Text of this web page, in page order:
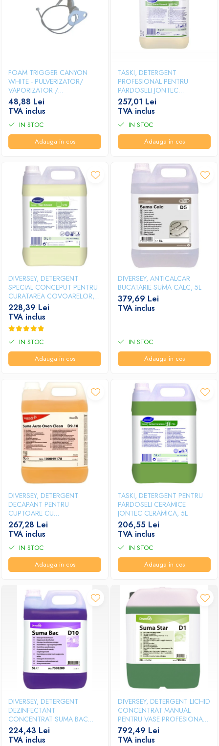
Papuci hotel
FOAM TRIGGER CANYON
WHITE - PULVERIZATOR/
VAPORIZATOR /
DECLANSATOR SPUMA, 5L
48,88 Lei
TVA inclus
IN STOC
Adauga in cos
TASKI, DETERGENT
PROFESIONAL PENTRU
PARDOSELI JONTEC
FORWARD, 5L
257,01 Lei
TVA inclus
IN STOC
Adauga in cos
DIVERSEY, DETERGENT
SPECIAL CONCEPUT PENTRU
CURATAREA COVOARELOR,
MOCHETELOR SI
TAPITERIILOR PRIN METODA
INJECTIE-EXTRACTIE TASKI
TAPI EXTRACT, 5L
228,39 Lei
TVA inclus
IN STOC
Adauga in cos
DIVERSEY, ANTICALCAR
BUCATARIE SUMA CALC, 5L
379,69 Lei
TVA inclus
IN STOC
Adauga in cos
DIVERSEY, DETERGENT
DECAPANT PENTRU
CUPTOARE CU
AUTOCURATARE SUMA AUTO
OVEN CLEAN D9.10, 5L
267,28 Lei
TVA inclus
IN STOC
Adauga in cos
TASKI, DETERGENT PENTRU
PARDOSELI CERAMICE
JONTEC CERAMICA, 5L
206,55 Lei
TVA inclus
IN STOC
Adauga in cos
DIVERSEY, DETERGENT
DEZINFECTANT
CONCENTRAT SUMA BAC
D10, 5L
224,43 Lei
TVA inclus
DIVERSEY, DETERGENT LICHID
CONCENTRAT MANUAL
PENTRU VASE PROFESIONAL
SUMA STAR D1, 20L
792,49 Lei
TVA inclus